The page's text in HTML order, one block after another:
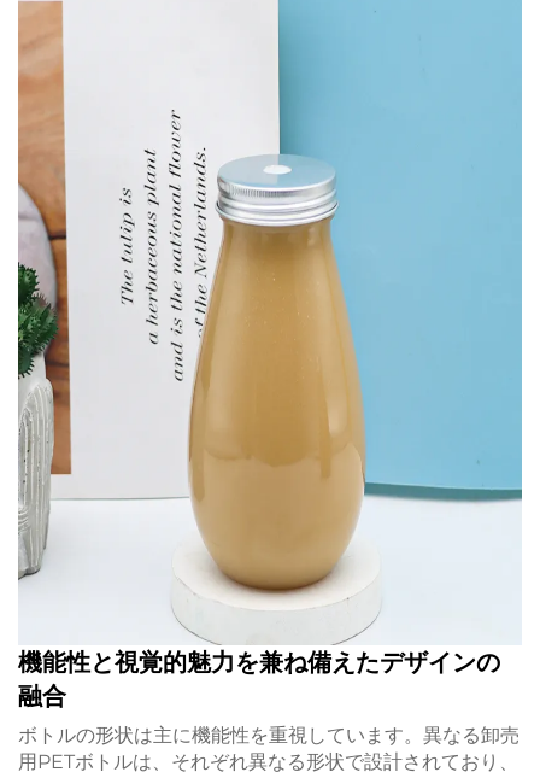
機能性と視覚的魅力を兼ね備えたデザインの
融合
ボトルの形状は主に機能性を重視しています。異なる卸売
用PETボトルは、それぞれ異なる形状で設計されており、